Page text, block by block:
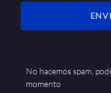
No hacemos spam,
momento